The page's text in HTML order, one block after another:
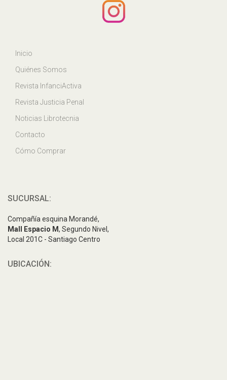
Inicio
Quiénes Somos
Revista InfanciActiva
Revista Justicia Penal
Noticias Librotecnia
Contacto
Cómo Comprar
SUCURSAL:
Compañía esquina Morandé,
Mall Espacio M, Segundo Nivel,
Local 201C - Santiago Centro
UBICACIÓN: